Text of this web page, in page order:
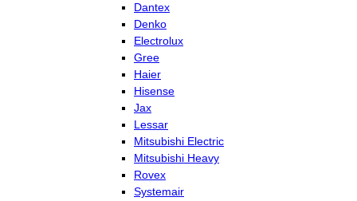
Dantex
Denko
Electrolux
Gree
Haier
Hisense
Jax
Lessar
Mitsubishi Electric
Mitsubishi Heavy
Rovex
Systemair